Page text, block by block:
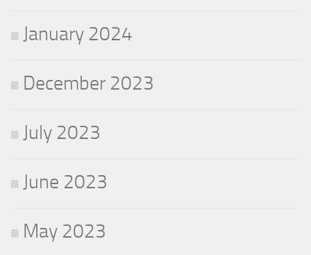
January 2024
December 2023
July 2023
June 2023
May 2023